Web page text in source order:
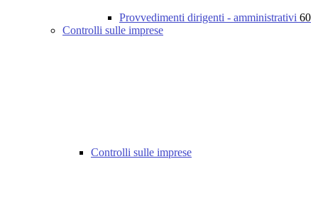
Provvedimenti dirigenti - amministrativi 60
Controlli sulle imprese
Controlli sulle imprese